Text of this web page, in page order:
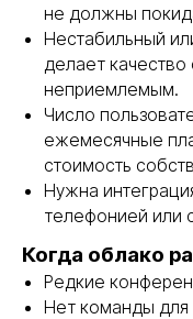
не должны
Нестабильный
делает
неприемлемым.
Число
ежемесячные
стоимость
Нужна
телефонией или
Когда облако
Редкие
Нет команды
Заполните форму, и мы
и системы безопасности,
и предложим план
отечественное
Остались
Оставьте
свяжемся с
ближайшее
{ свяжитесь с нами }